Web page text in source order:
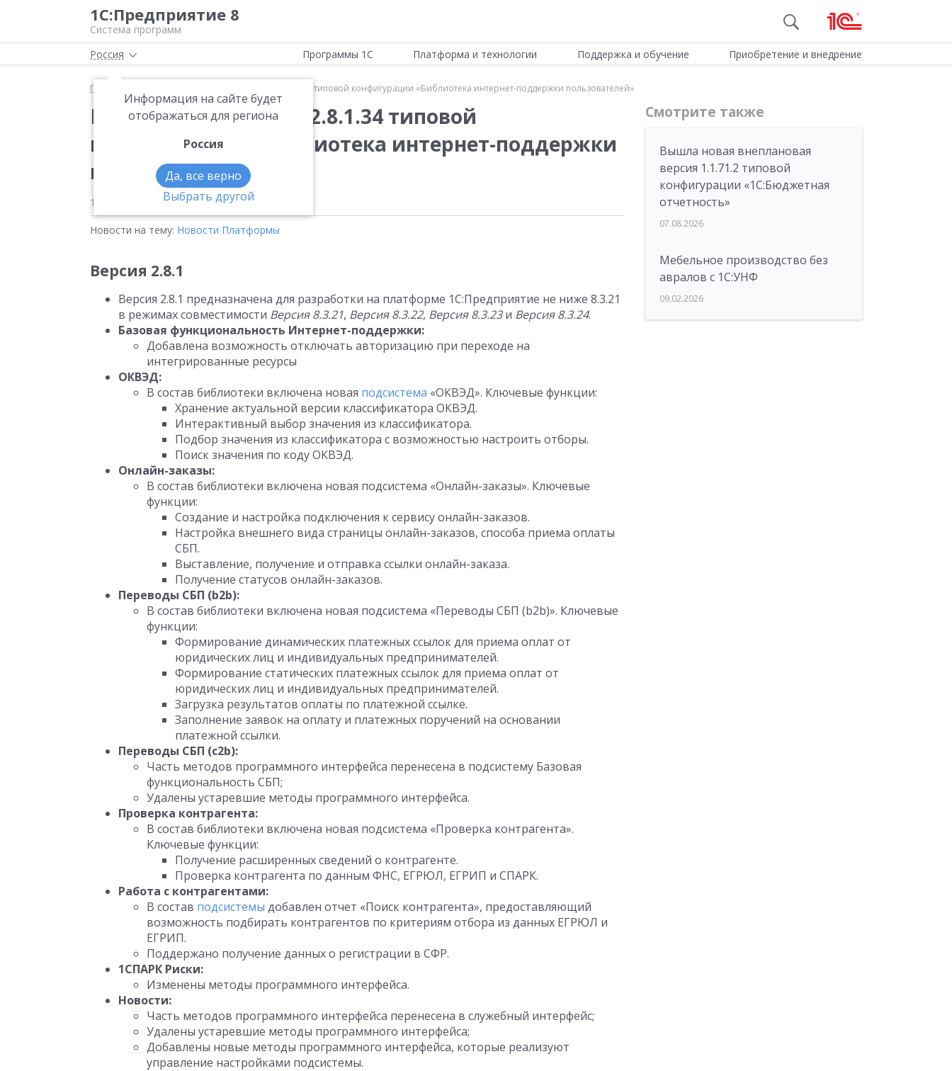
1С:Предприятие 8
Система программ
Россия
Информация на сайте будет
отображаться для региона
Россия
Да, все верно
Выбрать другой
Программы 1С Платформа и технологии Поддержка и обучение Приобретение и внедрение
Главная Вышла новая версия 2.8.1.34 типовой конфигурации «Библиотека интернет-поддержки пользователей»
Вышла новая версия 2.8.1.34 типовой
конфигурации «Библиотека интернет-поддержки
пользователей»
14.03.2025
Новости на тему: Новости Платформы
Версия 2.8.1
Версия 2.8.1 предназначена для разработки на платформе 1С:Предприятие не ниже 8.3.21
в режимах совместимости Версия 8.3.21, Версия 8.3.22, Версия 8.3.23и Версия 8.3.24.
Базовая функциональность Интернет-поддержки:
Добавлена возможность отключать авторизацию при переходе на
интегрированные ресурсы
ОКВЭД:
В состав библиотеки включена новая подсистема «ОКВЭД». Ключевые функции:
Хранение актуальной версии классификатора ОКВЭД.
Интерактивный выбор значения из классификатора.
Подбор значения из классификатора с возможностью настроить отборы.
Поиск значения по коду ОКВЭД.
Онлайн-заказы:
В состав библиотеки включена новая подсистема «Онлайн-заказы». Ключевые
функции:
Создание и настройка подключения к сервису онлайн-заказов.
Настройка внешнего вида страницы онлайн-заказов, способа приема оплаты
СБП.
Выставление, получение и отправка ссылки онлайн-заказа.
Получение статусов онлайн-заказов.
Переводы СБП (b2b):
В состав библиотеки включена новая подсистема «Переводы СБП (b2b)». Ключевые
функции:
Формирование динамических платежных ссылок для приема оплат от
юридических лиц и индивидуальных предпринимателей.
Формирование статических платежных ссылок для приема оплат от
юридических лиц и индивидуальных предпринимателей.
Загрузка результатов оплаты по платежной ссылке.
Заполнение заявок на оплату и платежных поручений на основании
платежной ссылки.
Переводы СБП (c2b):
Часть методов программного интерфейса перенесена в подсистему Базовая
функциональность СБП;
Удалены устаревшие методы программного интерфейса.
Проверка контрагента:
В состав библиотеки включена новая подсистема «Проверка контрагента».
Ключевые функции:
Получение расширенных сведений о контрагенте.
Проверка контрагента по данным ФНС, ЕГРЮЛ, ЕГРИП и СПАРК.
Работа с контрагентами:
В состав подсистемы добавлен отчет «Поиск контрагента», предоставляющий
возможность подбирать контрагентов по критериям отбора из данных ЕГРЮЛ и
ЕГРИП.
Поддержано получение данных о регистрации в СФР.
1СПАРК Риски:
Изменены методы программного интерфейса.
Новости:
Часть методов программного интерфейса перенесена в служебный интерфейс;
Удалены устаревшие методы программного интерфейса;
Добавлены новые методы программного интерфейса, которые реализуют
управление настройками подсистемы.
Смотрите также
Вышла новая внеплановая
версия 1.1.71.2 типовой
конфигурации «1C:Бюджетная
отчетность»
07.08.2026
Мебельное производство без
авралов с 1С:УНФ
09.02.2026